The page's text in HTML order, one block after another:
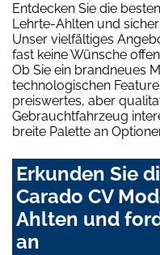
Entdecken Sie die
Lehrte-Ahlten und
Unser vielfältiges
fast keine Wünsche
Ob Sie ein brandneues
technologischen
preiswertes, aber
Gebrauchtfahrzeug
breite Palette an
Erkunden Sie
Carado CV
Ahlten und
an